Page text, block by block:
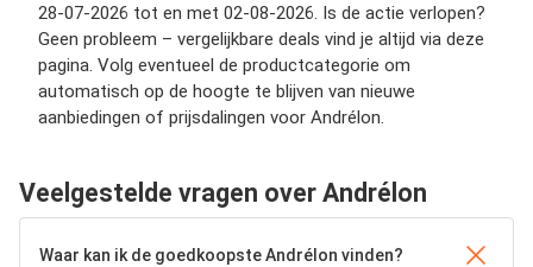
28-07-2026 tot en met 02-08-2026. Is de actie verlopen?
Geen probleem – vergelijkbare deals vind je altijd via deze
pagina. Volg eventueel de productcategorie om
automatisch op de hoogte te blijven van nieuwe
aanbiedingen of prijsdalingen voor Andrélon.
Veelgestelde vragen over Andrélon
Waar kan ik de goedkoopste Andrélon vinden?